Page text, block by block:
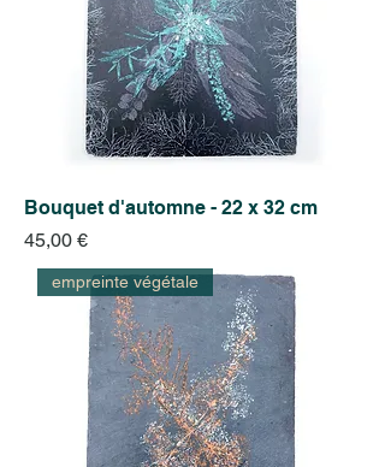
Bouquet d'automne - 22 x 32 cm
Prix
45,00 €
empreinte végétale